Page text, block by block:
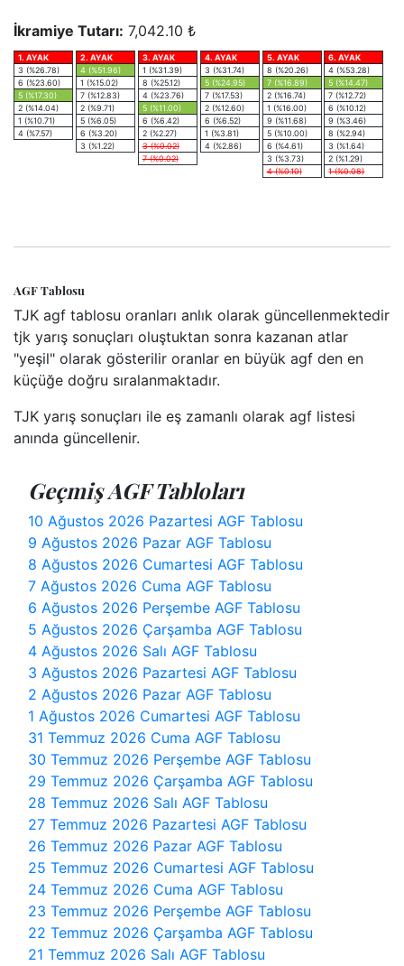
İkramiye Tutarı: 7,042.10 ₺
1. AYAK
3 (%26.78)
6 (%23.60)
5 (%17.30)
2 (%14.04)
1 (%10.71)
4 (%7.57)
2. AYAK
4 (%51.96)
1 (%15.02)
7 (%12.83)
2 (%9.71)
5 (%6.05)
6 (%3.20)
3 (%1.22)
3. AYAK
1 (%31.39)
8 (%25.12)
4 (%23.76)
5 (%11.00)
6 (%6.42)
2 (%2.27)
3 (%0.02)
7 (%0.02)
4. AYAK
3 (%31.74)
5 (%24.95)
7 (%17.53)
2 (%12.60)
6 (%6.52)
1 (%3.81)
4 (%2.86)
5. AYAK
8 (%20.26)
7 (%16.89)
2 (%16.74)
1 (%16.00)
9 (%11.68)
5 (%10.00)
6 (%4.61)
3 (%3.73)
4 (%0.10)
6. AYAK
4 (%53.28)
5 (%14.47)
7 (%12.72)
6 (%10.12)
9 (%3.46)
8 (%2.94)
3 (%1.64)
2 (%1.29)
1 (%0.08)
AGF Tablosu
TJK agf tablosu oranları anlık olarak güncellenmektedir
tjk yarış sonuçları oluştuktan sonra kazanan atlar
"yeşil" olarak gösterilir oranlar en büyük agf den en
küçüğe doğru sıralanmaktadır.
TJK yarış sonuçları ile eş zamanlı olarak agf listesi
anında güncellenir.
Geçmiş AGF Tabloları
10 Ağustos 2026 Pazartesi AGF Tablosu
9 Ağustos 2026 Pazar AGF Tablosu
8 Ağustos 2026 Cumartesi AGF Tablosu
7 Ağustos 2026 Cuma AGF Tablosu
6 Ağustos 2026 Perşembe AGF Tablosu
5 Ağustos 2026 Çarşamba AGF Tablosu
4 Ağustos 2026 Salı AGF Tablosu
3 Ağustos 2026 Pazartesi AGF Tablosu
2 Ağustos 2026 Pazar AGF Tablosu
1 Ağustos 2026 Cumartesi AGF Tablosu
31 Temmuz 2026 Cuma AGF Tablosu
30 Temmuz 2026 Perşembe AGF Tablosu
29 Temmuz 2026 Çarşamba AGF Tablosu
28 Temmuz 2026 Salı AGF Tablosu
27 Temmuz 2026 Pazartesi AGF Tablosu
26 Temmuz 2026 Pazar AGF Tablosu
25 Temmuz 2026 Cumartesi AGF Tablosu
24 Temmuz 2026 Cuma AGF Tablosu
23 Temmuz 2026 Perşembe AGF Tablosu
22 Temmuz 2026 Çarşamba AGF Tablosu
21 Temmuz 2026 Salı AGF Tablosu